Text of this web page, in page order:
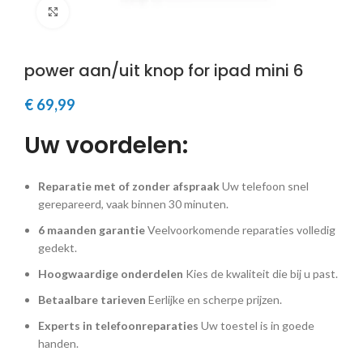
power aan/uit knop for ipad mini 6
€ 69,99
Uw voordelen:
Reparatie met of zonder afspraakUw telefoon snel
gerepareerd, vaak binnen 30 minuten.
6 maanden garantieVeelvoorkomende reparaties volledig
gedekt.
Hoogwaardige onderdelen Kies de kwaliteit die bij u past.
Betaalbare tarieven Eerlijke en scherpe prijzen.
Experts in telefoonreparaties Uw toestel is in goede
handen.